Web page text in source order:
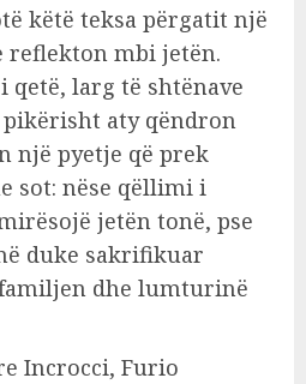
këtë teksa përgatit një
reflekton mbi jetën.
qetë, larg të shtënave
aty qëndron
një pyetje që prek
sot: nëse qëllimi i
jetën tonë, pse
duke sakrifikuar
dhe lumturinë
Incrocci, Furio